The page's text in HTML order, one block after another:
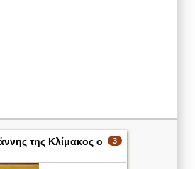
3
της Κλίμακος ο